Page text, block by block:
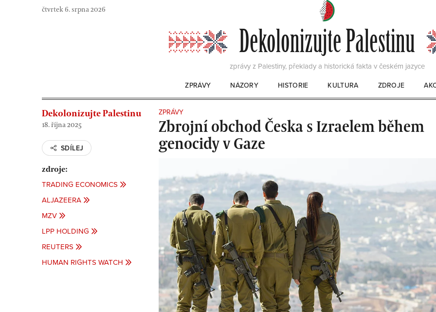
čtvrtek 6. srpna 2026
Dekolonizujte Palestinu
zprávy z Palestiny, překlady a historická fakta v českém jazyce
ZPRÁVY NÁZORY HISTORIE KULTURA
ZDROJE
KNIHY
Dekolonizujte Palestinu
18. října 2025
SDÍLEJ
zdroje:
TRADING ECONOMICS
ALJAZEERA
MZV
LPP HOLDING
REUTERS
HUMAN RIGHTS WATCH
ZPRÁVY
Zbrojní obchod Česka s Izraelem během
genocidy v Gaze